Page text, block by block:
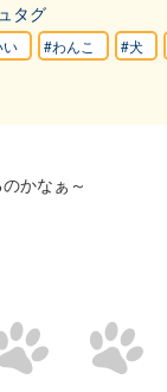
タグ
い #わんこ #犬
かなぁ～